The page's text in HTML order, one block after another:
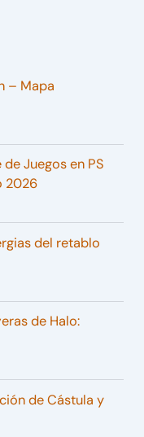
– Mapa
Juegos en PS
2026
del retablo
de Halo:
de Cástula y